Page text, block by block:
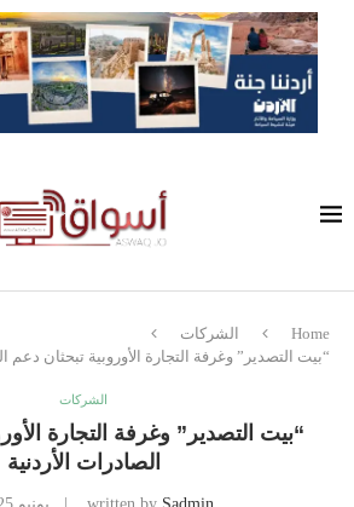
Home
الشركات
“بيت التصدير” وغرفة التجارة الأوروبية تبحثان دعم
الشركات
“بيت التصدير” وغرفة التجارة
الصادرات الأردنية